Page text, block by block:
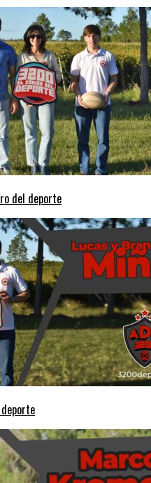
del deporte